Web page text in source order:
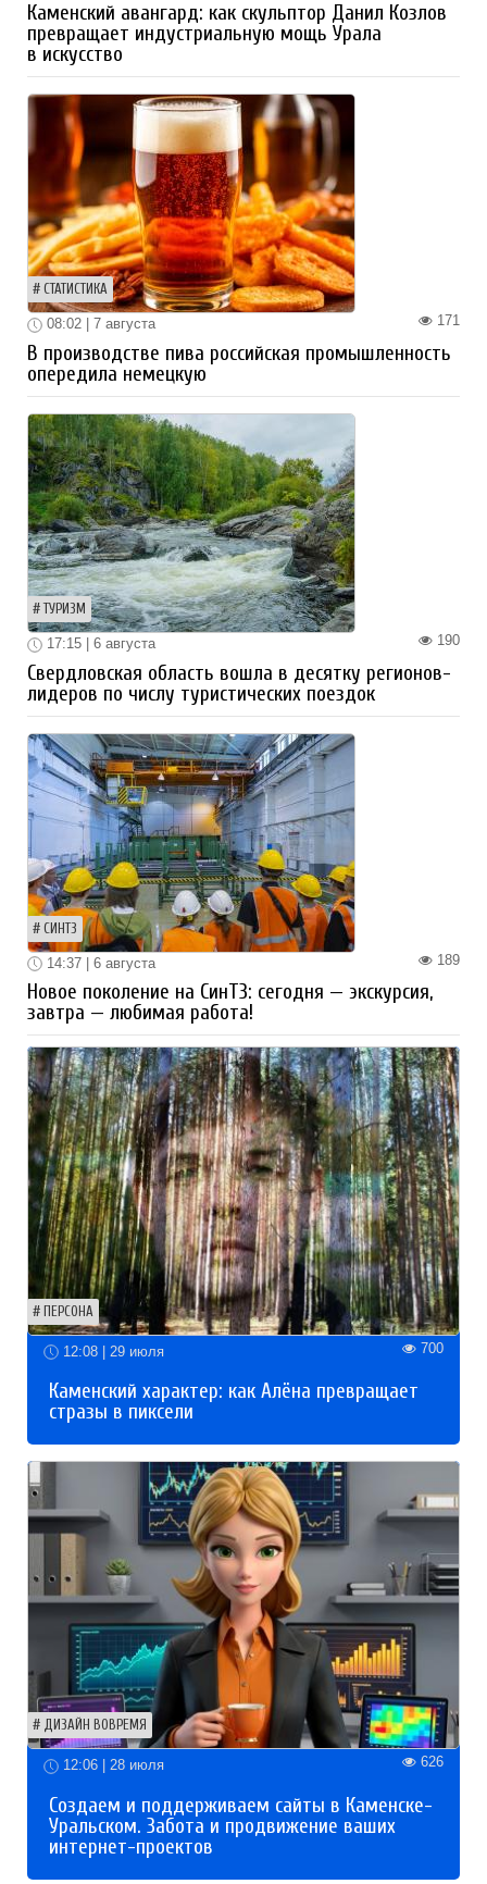
Каменский авангард: как скульптор Данил Козлов
превращает индустриальную мощь Урала
в искусство
СТАТИСТИКА
171
08:02 | 7 августа
В производстве пива российская промышленность
опередила немецкую
ТУРИЗМ
190
17:15 | 6 августа
Свердловская область вошла в десятку регионов-
лидеров по числу туристических поездок
СИНТЗ
189
14:37 | 6 августа
Новое поколение на СинТЗ: сегодня — экскурсия,
завтра — любимая работа!
ПЕРСОНА
12:08 | 29 июля 700
Каменский характер: как Алёна превращает
стразы в пиксели
ДИЗАЙН ВОВРЕМЯ
12:06 | 28 июля 626
Создаем и поддерживаем сайты в Каменске-
Уральском. Забота и продвижение ваших
интернет-проектов